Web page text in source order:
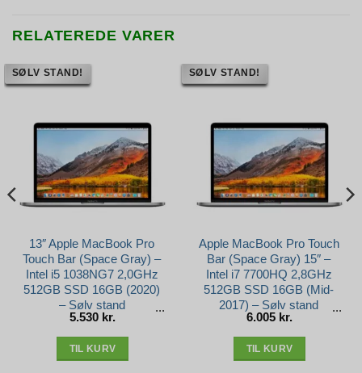
RELATEREDE VARER
SØLV STAND!
13″ Apple MacBook Pro
Touch Bar (Space Gray) –
Intel i5 1038NG7 2,0GHz
512GB SSD 16GB (2020)
– Sølv stand
5.530 kr.
TIL KURV
SØLV STAND!
Apple MacBook Pro Touch
Bar (Space Gray) 15″ –
Intel i7 7700HQ 2,8GHz
512GB SSD 16GB (Mid-
2017) – Sølv stand
6.005 kr.
TIL KURV